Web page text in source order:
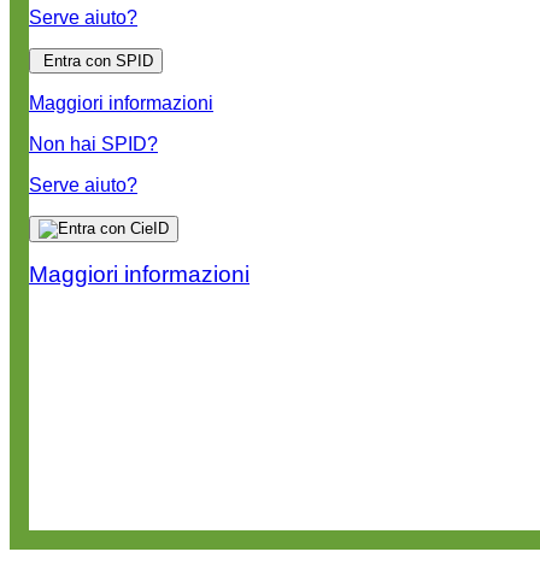
Serve aiuto?
Entra con SPID
Maggiori informazioni
Non hai SPID?
Serve aiuto?
Maggiori informazioni